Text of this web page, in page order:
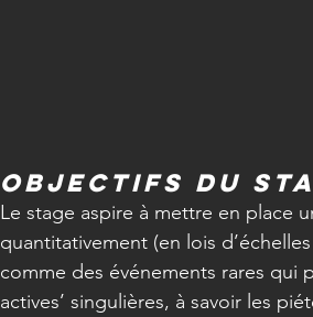
Objectifs du
Le stage aspire à mettre en place
quantitativement (en lois
comme des événements rares qui
actives’ singulières, à savoir les